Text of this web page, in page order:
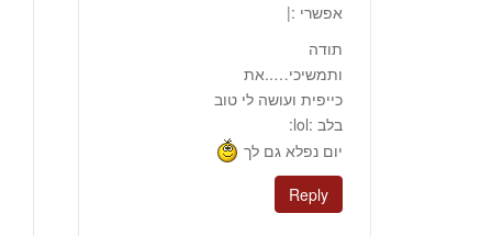
אפשרי :|
תודה
ותמשיכי…..את
כייפית ועושה לי טוב
בלב :lol:
יום נפלא גם לך
Reply